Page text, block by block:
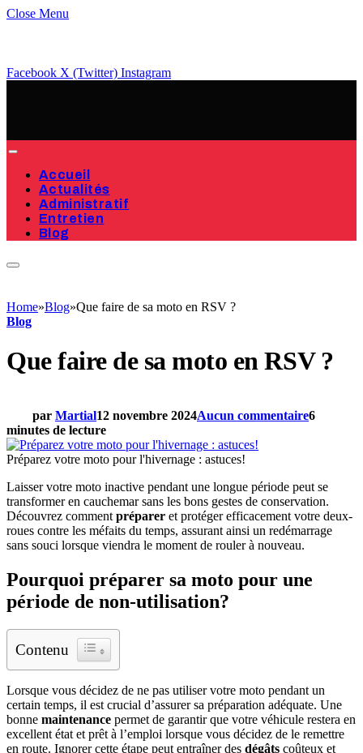
Close Menu
Facebook X (Twitter) Instagram
Accueil
Actualités
Administratif
Entretien
Blog
Home»Blog»Que faire de sa moto en RSV ?
Blog
Que faire de sa moto en RSV ?
par Martial12 novembre 2024Aucun commentaire6
minutes de lecture
Préparez votre moto pour l'hivernage : astuces!
Laisser votre moto inactive pendant une longue période peut se
transformer en cauchemar sans les bons gestes de conservation.
Découvrez comment préparer et protéger efficacement votre deux-
roues contre les méfaits du temps, assurant ainsi un redémarrage
sans souci lorsque viendra le moment de rouler à nouveau.
Pourquoi préparer sa moto pour une
période de non-utilisation?
Contenu
Lorsque vous décidez de ne pas utiliser votre moto pendant un
certain temps, il est crucial d’assurer sa préparation adéquate. Une
bonne maintenance permet de garantir que votre véhicule restera en
excellent état et prêt à l’emploi lorsque vous décidez de le remettre
en route. Ignorer cette étape peut entraîner des dégâts coûteux et